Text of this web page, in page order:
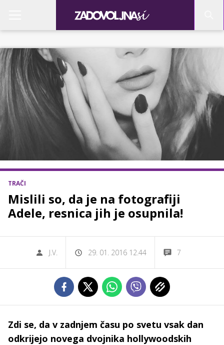
TRAČI
Mislili so, da je na fotografiji
Adele, resnica jih je osupnila!
J.V. 29. 01. 2016 12.44 7
Zdi se, da v zadnjem času po svetu vsak dan
odkrijejo novega dvojnika hollywoodskih